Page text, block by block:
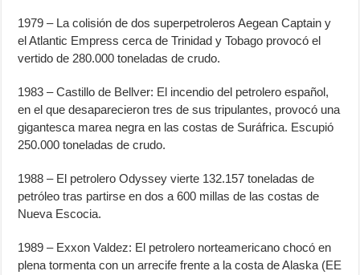
1979 – La colisión de dos superpetroleros Aegean Captain y
el Atlantic Empress cerca de Trinidad y Tobago provocó el
vertido de 280.000 toneladas de crudo.
1983 – Castillo de Bellver: El incendio del petrolero español,
en el que desaparecieron tres de sus tripulantes, provocó una
gigantesca marea negra en las costas de Suráfrica. Escupió
250.000 toneladas de crudo.
1988 – El petrolero Odyssey vierte 132.157 toneladas de
petróleo tras partirse en dos a 600 millas de las costas de
Nueva Escocia.
1989 – Exxon Valdez: El petrolero norteamericano chocó en
plena tormenta con un arrecife frente a la costa de Alaska (EE